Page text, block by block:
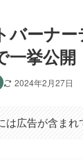
バーナ
一挙公開
2024年2月27日
広告が含まれ